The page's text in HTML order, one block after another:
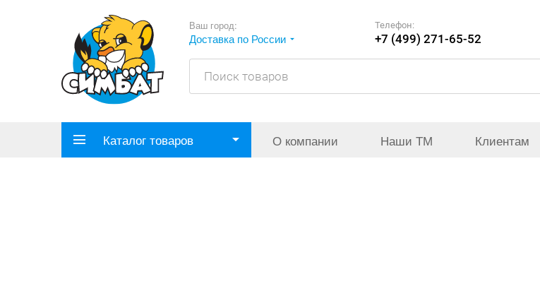
Ваш город:
Доставка по России
Телефон:
+7 (499) 271-65-52
Каталог товаров О компании Наши ТМ Клиентам